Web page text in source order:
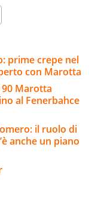
prime crepe nel
con Marotta
Marotta
al Fenerbahce
il ruolo di
anche un piano